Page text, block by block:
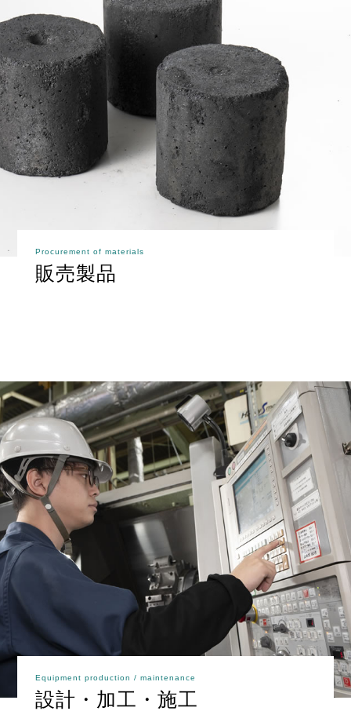
Procurement of materials
販売製品
Equipment production / maintenance
設計・加工・施工